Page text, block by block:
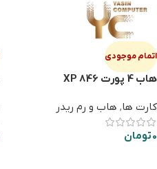
اتمام موجودی
هاب 4 پورت XP 846
کارت ها, هاب و رم ریدر
0تومان